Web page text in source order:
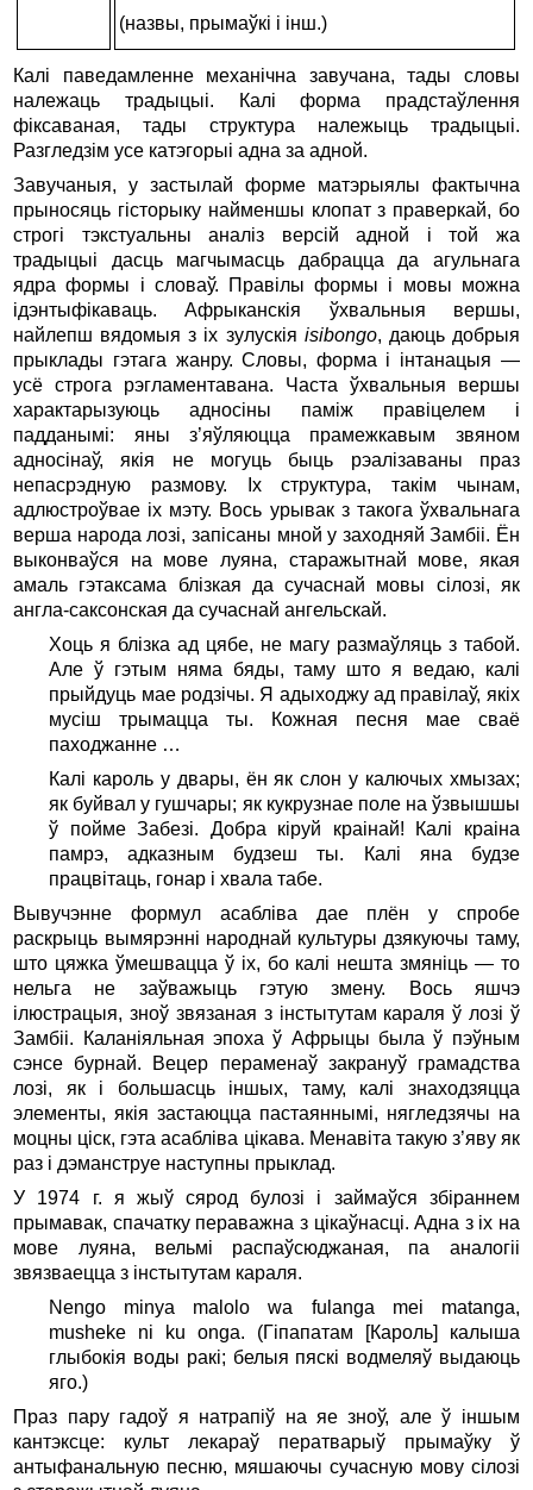
(назвы, прымаўкі і інш.)
Калі паведамленне механічна завучана, тады словы
належаць традыцыі. Калі форма прадстаўлення
фіксаваная, тады структура належыць традыцыі.
Разгледзім усе катэгорыі адна за адной.
Завучаныя, у застылай форме матэрыялы фактычна
прыносяць гісторыку найменшы клопат з праверкай, бо
строгі тэкстуальны аналіз версій адной і той жа
традыцыі дасць магчымасць дабрацца да агульнага
ядра формы і словаў. Правілы формы і мовы можна
ідэнтыфікаваць. Афрыканскія ўхвальныя вершы,
найлепш вядомыя з іх зулускія isibongo, даюць добрыя
прыклады гэтага жанру. Словы, форма і інтанацыя —
усё строга рэгламентавана. Часта ўхвальныя вершы
характарызуюць адносіны паміж правіцелем і
падданымі: яны з’яўляюцца прамежкавым звяном
адносінаў, якія не могуць быць рэалізаваны праз
непасрэдную размову. Іх структура, такім чынам,
адлюстроўвае іх мэту. Вось урывак з такога ўхвальнага
верша народа лозі, запісаны мной у заходняй Замбіі. Ён
выконваўся на мове луяна, старажытнай мове, якая
амаль гэтаксама блізкая да сучаснай мовы сілозі, як
англа-саксонская да сучаснай ангельскай.
Хоць я блізка ад цябе, не магу размаўляць з табой.
Але ў гэтым няма бяды, таму што я ведаю, калі
прыйдуць мае родзічы. Я адыходжу ад правілаў, якіх
мусіш трымацца ты. Кожная песня мае сваё
паходжанне …
Калі кароль у двары, ён як слон у калючых хмызах;
як буйвал у гушчары; як кукрузнае поле на ўзвышшы
ў пойме Забезі. Добра кіруй краінай! Калі краіна
памрэ, адказным будзеш ты. Калі яна будзе
працвітаць, гонар і хвала табе.
Вывучэнне формул асабліва дае плён у спробе
раскрыць вымярэнні народнай культуры дзякуючы таму,
што цяжка ўмешвацца ў іх, бо калі нешта змяніць — то
нельга не заўважыць гэтую змену. Вось яшчэ
ілюстрацыя, зноў звязаная з інстытутам караля ў лозі ў
Замбіі. Каланіяльная эпоха ў Афрыцы была ў пэўным
сэнсе бурнай. Вецер пераменаў закрануў грамадства
лозі, як і большасць іншых, таму, калі знаходзяцца
элементы, якія застаюцца пастаяннымі, нягледзячы на
моцны ціск, гэта асабліва цікава. Менавіта такую з’яву як
раз і дэманструе наступны прыклад.
У 1974 г. я жыў сярод булозі і займаўся збіраннем
прымавак, спачатку пераважна з цікаўнасці. Адна з іх на
мове луяна, вельмі распаўсюджаная, па аналогіі
звязваецца з інстытутам караля.
Nengo minya malolo wa fulanga mei matanga,
musheke ni ku onga. (Гіпапатам [Кароль] калыша
глыбокія воды ракі; белыя пяскі водмеляў выдаюць
яго.)
Праз пару гадоў я натрапіў на яе зноў, але ў іншым
кантэксце: культ лекараў ператварыў прымаўку ў
антыфанальную песню, мяшаючы сучасную мову сілозі